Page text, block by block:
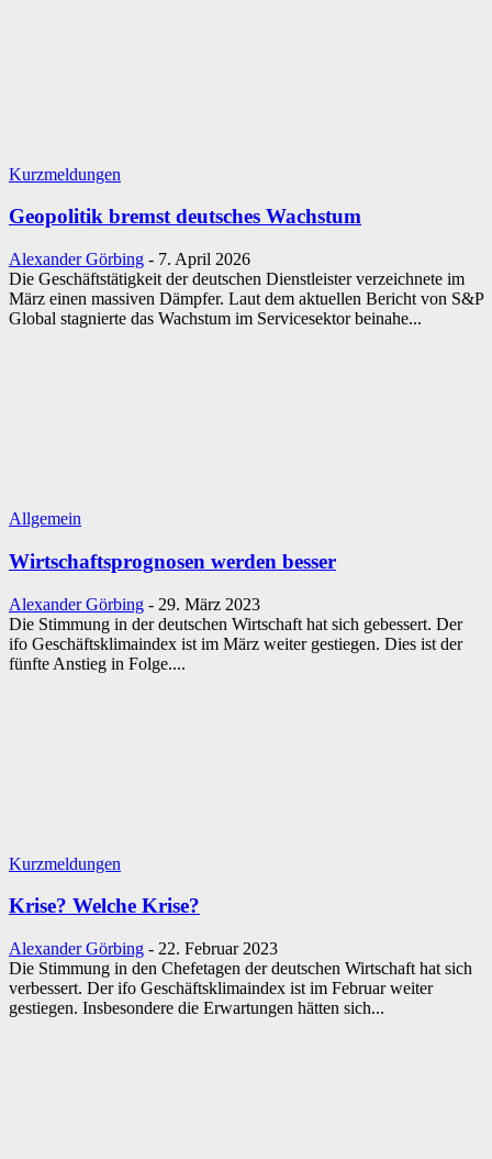
Kurzmeldungen
Geopolitik bremst deutsches Wachstum
Alexander Görbing - 7. April 2026
Die Geschäftstätigkeit der deutschen Dienstleister verzeichnete im
März einen massiven Dämpfer. Laut dem aktuellen Bericht von S&P
Global stagnierte das Wachstum im Servicesektor beinahe...
Allgemein
Wirtschaftsprognosen werden besser
Alexander Görbing - 29. März 2023
Die Stimmung in der deutschen Wirtschaft hat sich gebessert. Der
ifo Geschäftsklimaindex ist im März weiter gestiegen. Dies ist der
fünfte Anstieg in Folge....
Kurzmeldungen
Krise? Welche Krise?
Alexander Görbing - 22. Februar 2023
Die Stimmung in den Chefetagen der deutschen Wirtschaft hat sich
verbessert. Der ifo Geschäftsklimaindex ist im Februar weiter
gestiegen. Insbesondere die Erwartungen hätten sich...